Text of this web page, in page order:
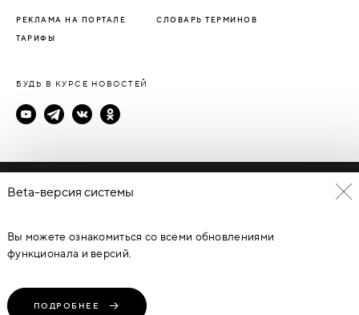
РЕКЛАМА НА ПОРТАЛЕ СЛОВАРЬ ТЕРМИНОВ
ТАРИФЫ
БУДЬ В КУРСЕ НОВОСТЕЙ
Политика конфиденциальности
© Каталог дверей - DverProf, 2021-2026Материалы сайта
являются объектами авторского права. Запрещается
копирование, распространение, любое использование
ФЕДЕРАЦИИ ОТ 09.07.93Г. №5351-1 “ОБ АВТОРСКОМ ПРАВЕ И
СМЕЖНЫХ ПРАВАХ” (с изменениями от 19 июля 1995 г., 20 июля
Beta-версия системы
Вы можете ознакомиться со всеми обновлениями
функционала и версий.
ПОДРОБНЕЕ